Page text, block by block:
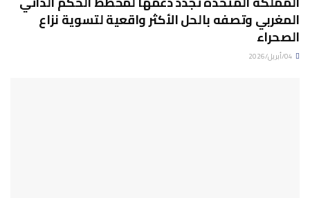
المغربي وتصفه بالحل الأكثر واقعية لتسوية نزاع
الصحراء